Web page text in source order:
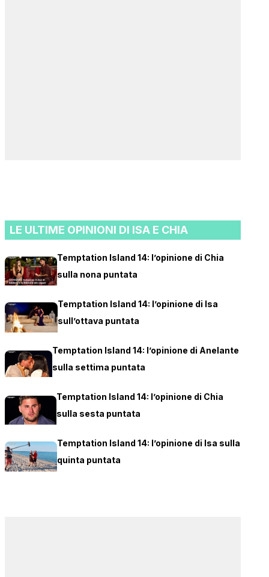
LE ULTIME OPINIONI DI ISA E CHIA
Temptation Island 14: l’opinione di Chia
sulla nona puntata
Temptation Island 14: l’opinione di Isa
sull’ottava puntata
Temptation Island 14: l’opinione di Anelante
sulla settima puntata
Temptation Island 14: l’opinione di Chia
sulla sesta puntata
Temptation Island 14: l’opinione di Isa sulla
quinta puntata